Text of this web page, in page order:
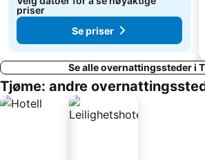
priser
Se priser
Se alle overnattingssteder i
Tjøme: andre